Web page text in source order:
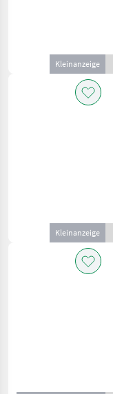
Kleinanzeige
Kleinanzeige